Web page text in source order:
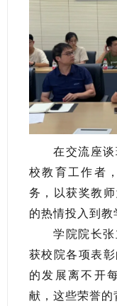
在交流座
校教育工作者
务，以获奖教
的热情投入到教
学院院长
获校院各项表
的发展离不开
献，这些荣誉的